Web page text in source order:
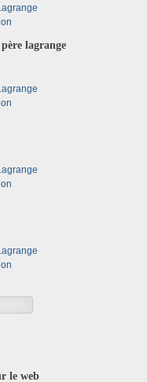
lagrange
le web